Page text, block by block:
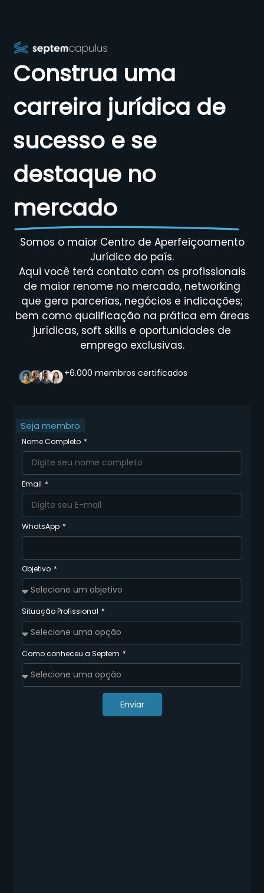
Construa uma
carreira jurídica de
sucesso e se
destaque no
mercado
Somos o maior Centro de Aperfeiçoamento
Jurídico do país.
Aqui você terá contato com os profissionais
de maior renome no mercado, networking
que gera parcerias, negócios e indicações;
bem como qualificação na prática em áreas
jurídicas, soft skills e oportunidades de
emprego exclusivas.
+6.000 membros certificados
Seja membro
Nome Completo
Email
WhatsApp
Objetivo
Situação Profissional
Como conheceu a Septem
Enviar